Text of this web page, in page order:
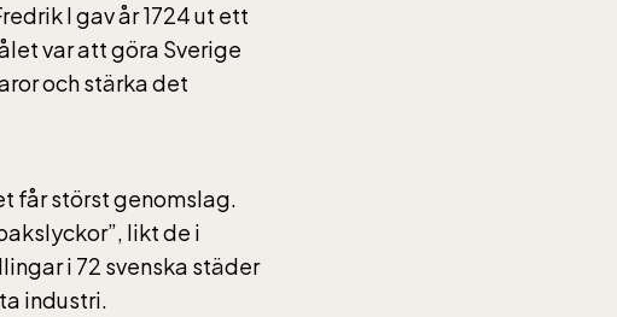
I gav år 1724 ut ett
var att göra Sverige
och stärka det
får störst genomslag.
likt de i
i 72 svenska städer
industri.